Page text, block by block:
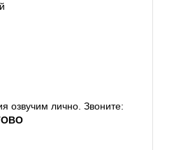
озвучим лично. Звоните: